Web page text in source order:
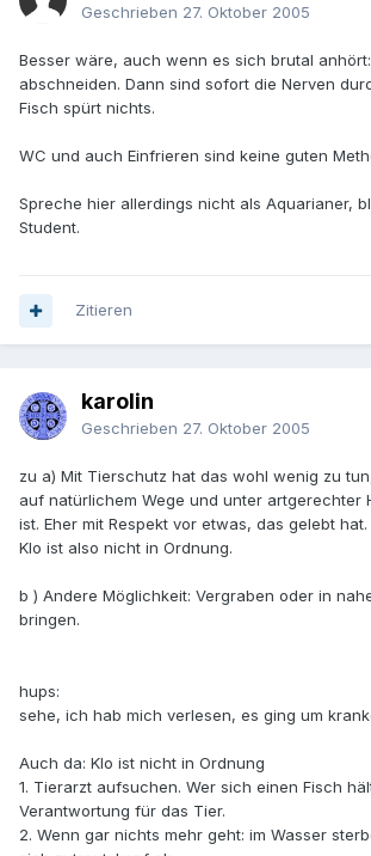
Geschrieben 27. Oktober 2005
Besser wäre, auch wenn es sich brutal
abschneiden. Dann sind sofort die Nerven
Fisch spürt nichts.
WC und auch Einfrieren sind keine guten
Spreche hier allerdings nicht als Aquarianer,
Student.
Zitieren
karolin
Geschrieben 27. Oktober 2005
zu a) Mit Tierschutz hat das wohl wenig zu
auf natürlichem Wege und unter artgerechter
ist. Eher mit Respekt vor etwas, das gelebt hat.
Klo ist also nicht in Ordnung.
b ) Andere Möglichkeit: Vergraben oder in
bringen.
hups:
sehe, ich hab mich verlesen, es ging um
Auch da: Klo ist nicht in Ordnung
1. Tierarzt aufsuchen. Wer sich einen Fisch
Verantwortung für das Tier.
2. Wenn gar nichts mehr geht: im Wasser